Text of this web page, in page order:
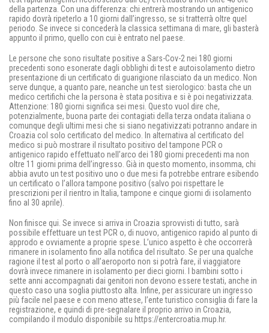
della partenza. Con una differenza: chi entrerà mostrando un antigenico
rapido dovrà ripeterlo a 10 giorni dall’ingresso, se si tratterrà oltre quel
periodo. Se invece si concederà la classica settimana di mare, gli basterà
appunto il primo, quello con cui è entrato nel paese.
Le persone che sono risultate positive a Sars-Cov-2 nei 180 giorni
precedenti sono esonerate dagli obblighi di test e autoisolamento dietro
presentazione di un certificato di guarigione rilasciato da un medico. Non
serve dunque, a quanto pare, neanche un test sierologico: basta che un
medico certifichi che la persona è stata positiva e si è poi negativizzata.
Attenzione: 180 giorni significa sei mesi. Questo vuol dire che,
potenzialmente, buona parte dei contagiati della terza ondata italiana o
comunque degli ultimi mesi che si siano negativizzati potranno andare in
Croazia col solo certificato del medico. In alternativa al certificato del
medico si può mostrare il risultato positivo del tampone PCR o
antigenico rapido effettuato nell’arco dei 180 giorni precedenti ma non
oltre 11 giorni prima dell’ingresso. Già in questo momento, insomma, chi
abbia avuto un test positivo uno o due mesi fa potrebbe entrare esibendo
un certificato o l’allora tampone positivo (salvo poi rispettare le
prescrizioni per il rientro in Italia, tampone e cinque giorni di isolamento
fino al 30 aprile).
Non finisce qui. Se invece si arriva in Croazia sprovvisti di tutto, sarà
possibile effettuare un test PCR o, di nuovo, antigenico rapido al punto di
approdo e ovviamente a proprie spese. L’unico aspetto è che occorrerà
rimanere in isolamento fino alla notifica del risultato. Se per una qualche
ragione il test al porto o all’aeroporto non si potrà fare, il viaggiatore
dovrà invece rimanere in isolamento per dieci giorni. I bambini sotto i
sette anni accompagnati dai genitori non devono essere testati, anche in
questo caso una soglia piuttosto alta. Infine, per assicurare un ingresso
più facile nel paese e con meno attese, l’ente turistico consiglia di fare la
registrazione, e quindi di pre-segnalare il proprio arrivo in Croazia,
compilando il modulo disponibile su https://entercroatia.mup.hr.